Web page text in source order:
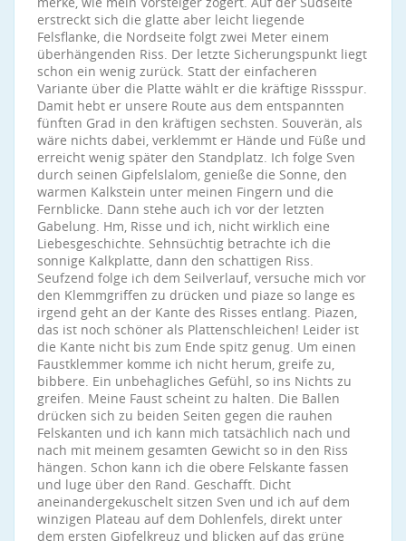
erstreckt sich die glatte aber leicht liegende
Felsflanke, die Nordseite folgt zwei Meter einem
überhängenden Riss. Der letzte Sicherungspunkt liegt
schon ein wenig zurück. Statt der einfacheren
Variante über die Platte wählt er die kräftige Rissspur.
Damit hebt er unsere Route aus dem entspannten
fünften Grad in den kräftigen sechsten. Souverän, als
wäre nichts dabei, verklemmt er Hände und Füße und
erreicht wenig später den Standplatz. Ich folge Sven
durch seinen Gipfelslalom, genieße die Sonne, den
warmen Kalkstein unter meinen Fingern und die
Fernblicke. Dann stehe auch ich vor der letzten
Gabelung. Hm, Risse und ich, nicht wirklich eine
Liebesgeschichte. Sehnsüchtig betrachte ich die
sonnige Kalkplatte, dann den schattigen Riss.
Seufzend folge ich dem Seilverlauf, versuche mich vor
den Klemmgriffen zu drücken und piaze so lange es
irgend geht an der Kante des Risses entlang. Piazen,
das ist noch schöner als Plattenschleichen! Leider ist
die Kante nicht bis zum Ende spitz genug. Um einen
Faustklemmer komme ich nicht herum, greife zu,
bibbere. Ein unbehagliches Gefühl, so ins Nichts zu
greifen. Meine Faust scheint zu halten. Die Ballen
drücken sich zu beiden Seiten gegen die rauhen
Felskanten und ich kann mich tatsächlich nach und
nach mit meinem gesamten Gewicht so in den Riss
hängen. Schon kann ich die obere Felskante fassen
und luge über den Rand. Geschafft. Dicht
aneinandergekuschelt sitzen Sven und ich auf dem
winzigen Plateau auf dem Dohlenfels, direkt unter
dem ersten Gipfelkreuz und blicken auf das grüne